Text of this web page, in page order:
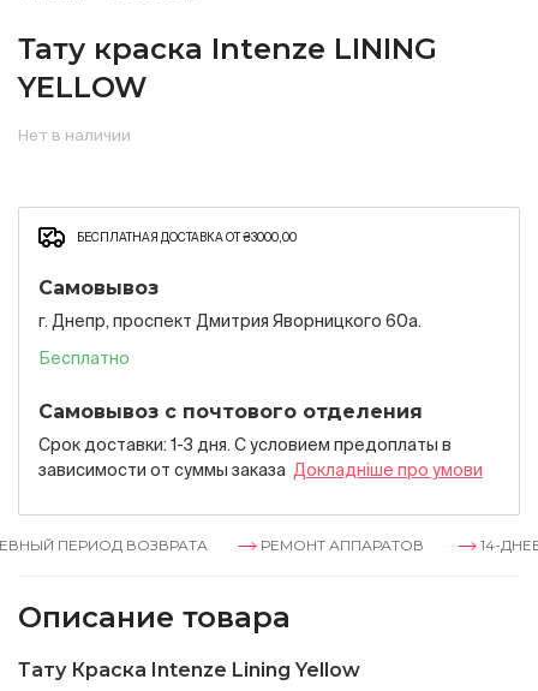
Тату краска Intenze LINING
YELLOW
Нет в наличии
БЕСПЛАТНАЯ ДОСТАВКА ОТ ₴3000,00
Самовывоз
г. Днепр, проспект Дмитрия Яворницкого 60а.
Бесплатно
Самовывоз с почтового отделения
Срок доставки: 1-3 дня. С условием предоплаты в
зависимости от суммы заказа Докладнiше про умови
ПЕРИОД ВОЗВРАТА РЕМОНТ АППАРАТОВ 14-
Описание товара
Тату Краска Intenze Lining Yellow